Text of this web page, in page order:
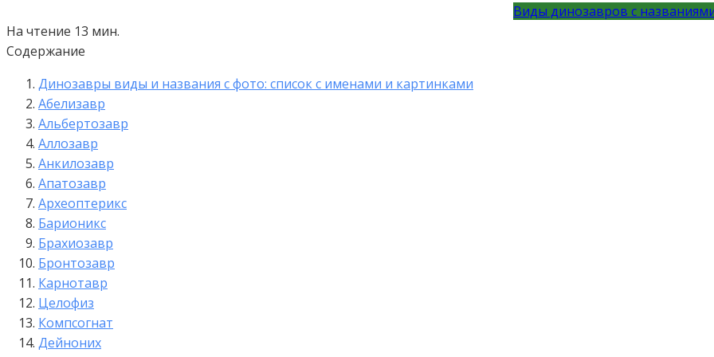
Виды динозавров с
На чтение 13 мин.
Содержание
Динозавры виды и названия с фото: список с именами и картинками
Абелизавр
Альбертозавр
Аллозавр
Анкилозавр
Апатозавр
Археоптерикс
Барионикс
Брахиозавр
Бронтозавр
Карнотавр
Целофиз
Компсогнат
Дейноних